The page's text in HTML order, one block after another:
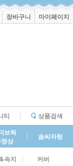
장바구니 마이페이지
티
상품검색
브릭
상
솜씨자랑
속지 커버